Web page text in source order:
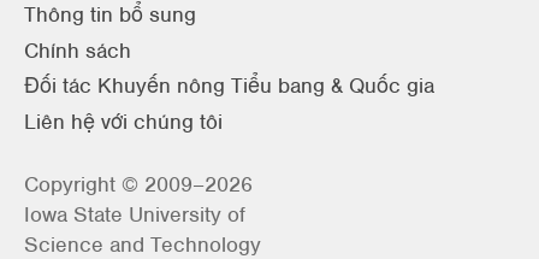
Thông tin bổ sung
Chính sách
Đối tác Khuyến nông Tiểu bang & Quốc gia
Liên hệ với chúng tôi
Copyright © 2009–2026
Iowa State University of
Science and Technology